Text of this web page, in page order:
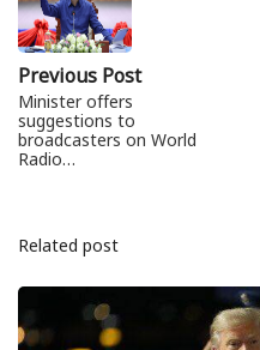
Previous Post
Minister offers
suggestions to
broadcasters on World
Radio…
Related post